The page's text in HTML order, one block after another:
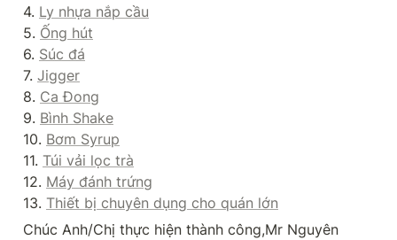
4. Ly nhựa nắp cầu
5. Ống hút
6. Súc đá
7. Jigger
8. Ca Đong
9. Bình Shake
10. Bơm Syrup
11. Túi vải lọc trà
12. Máy đánh trứng
13. Thiết bị chuyên dụng cho quán lớn
Chúc Anh/Chị thực hiện thành công,Mr Nguyên